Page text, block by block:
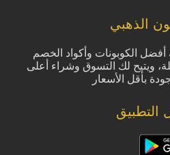
الذهبي
أفضل الكوبونات وأكواد الخصم
ويتيح لك التسوق وشراء أعلى
بأقل الأسعار
التطبيق